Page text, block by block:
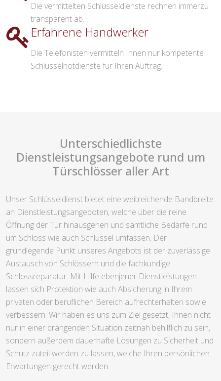
Die vermittelten Schlüsseldienste rechnen immerzu
transparent ab.
Erfahrene Handwerker
Die Telefonisten vermitteln Ihnen nur kompetente
Schlüsselnotdienste für Ihren Auftrag.
Unterschiedlichste
Dienstleistungsangebote rund um
Türschlösser aller Art
Unser Schlüsseldienst bietet eine weitreichende Bandbreite
an Dienstleistungsangeboten, welche über die reine
Öffnung der Tür hinausgehen und sämtliche Bedarfe rund
um Schloss wie auch Schlüssel umfassen. Der
grundlegende Punkt unseres Angebots ist der zuverlässige
Austausch von Schlössern und die fachkundige
Schlossreparatur. Mit Hilfe ebenjener Dienstleistungen
lassen sich Protektion wie auch Absicherung in Ihrem
privaten oder beruflichen Bereich aufrechterhalten sowie
verbessern. Wir haben es uns zum Ziel gesetzt, Ihnen nicht
nur in einer drängenden Situation zeitnah behilflich zu sein,
sondern außerdem dauerhafte Lösungen zu Sicherheit und
Schutz zuteil werden zu lassen, welche Ihren persönlichen
Erwartungen gerecht werden.